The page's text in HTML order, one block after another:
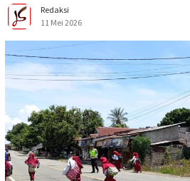
Redaksi
11 Mei 2026